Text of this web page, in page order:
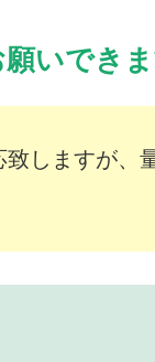
いでき
しますが